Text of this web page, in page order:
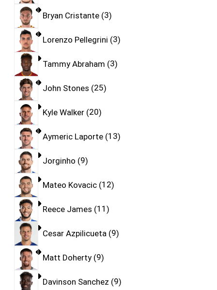
Bryan Cristante 3
Lorenzo Pellegrini 3
Tammy Abraham 3
John Stones 25
Kyle Walker 20
Aymeric Laporte 13
Jorginho 9
Mateo Kovacic 12
Reece James 11
Cesar Azpilicueta 9
Matt Doherty 9
Davinson Sanchez 9